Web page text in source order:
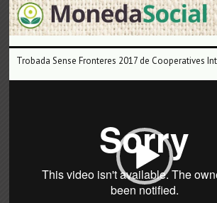
Trobada Sense Fronteres 2017 de Cooperatives